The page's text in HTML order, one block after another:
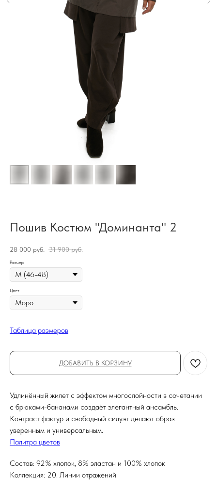
Пошив Костюм "Доминанта" 2
28 000 руб. 31 900 руб.
Размер
Цвет
Таблица размеров
ДОБАВИТЬ В КОРЗИНУ
Удлинённый жилет с эффектом многослойности в сочетании
с брюками-бананами создаёт элегантный ансамбль.
Контраст фактур и свободный силуэт делают образ
уверенным и универсальным.
Палитра цветов
Состав: 92% хлопок, 8% эластан и 100% хлопок
Коллекция: 20. Линии отражений